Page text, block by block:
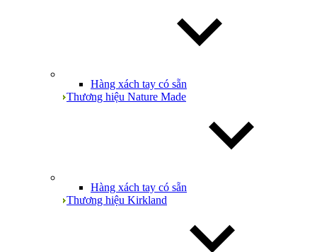
Hàng xách tay có sẵn
Thương hiệu Nature Made
Hàng xách tay có sẵn
Thương hiệu Kirkland